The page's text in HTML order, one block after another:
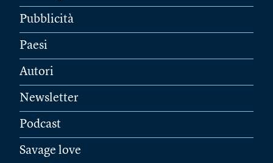
Pubblicità
Paesi
Autori
Newsletter
Podcast
Savage love